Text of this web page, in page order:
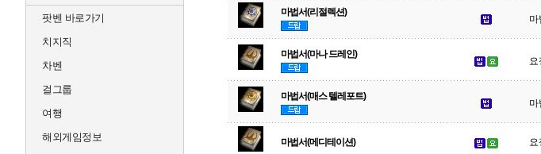
팟벤 바로가기
치지직
차벤
걸그룹
여행
해외게임정보
마법서(리절렉션)
마
마법서(마나 드레인)
요
마법서(매스 텔레포트)
마
마법서(메디테이션) 요